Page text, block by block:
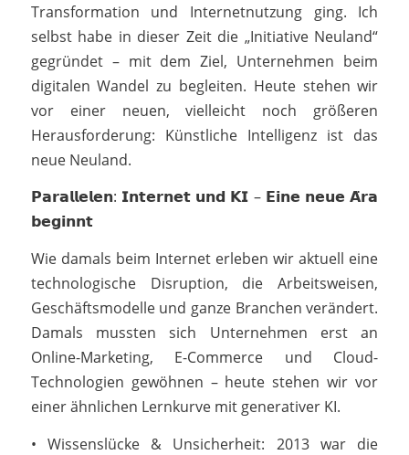
Transformation und Internetnutzung ging. Ich
selbst habe in dieser Zeit die „Initiative Neuland“
gegründet – mit dem Ziel, Unternehmen beim
digitalen Wandel zu begleiten. Heute stehen wir
vor einer neuen, vielleicht noch größeren
Herausforderung: Künstliche Intelligenz ist das
neue Neuland.
𝗣𝗮𝗿𝗮𝗹𝗹𝗲𝗹𝗲𝗻: 𝗜𝗻𝘁𝗲𝗿𝗻𝗲𝘁 𝘂𝗻𝗱 𝗞𝗜 – 𝗘𝗶𝗻𝗲 𝗻𝗲𝘂𝗲 𝗔̈𝗿𝗮
𝗯𝗲𝗴𝗶𝗻𝗻𝘁
Wie damals beim Internet erleben wir aktuell eine
technologische Disruption, die Arbeitsweisen,
Geschäftsmodelle und ganze Branchen verändert.
Damals mussten sich Unternehmen erst an
Online-Marketing, E-Commerce und Cloud-
Technologien gewöhnen – heute stehen wir vor
einer ähnlichen Lernkurve mit generativer KI.
• Wissenslücke & Unsicherheit: 2013 war die